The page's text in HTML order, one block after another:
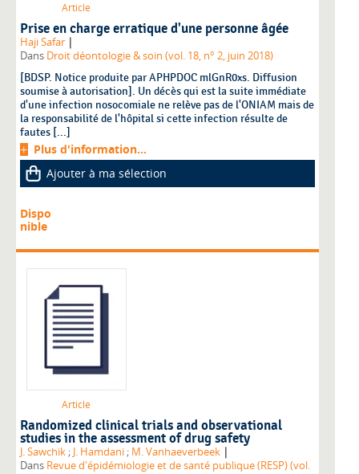
Article
Prise en charge erratique d'une personne âgée
Haji Safar |
Dans Droit déontologie & soin (vol. 18, n° 2, juin 2018)
[BDSP. Notice produite par APHPDOC mlGnR0xs. Diffusion
soumise à autorisation]. Un décès qui est la suite immédiate
d'une infection nosocomiale ne relève pas de l'ONIAM mais de
la responsabilité de l'hôpital si cette infection résulte de
fautes [...]
Plus d'information...
Ajouter à ma sélection
Dispo
nible
Article
Randomized clinical trials and observational
studies in the assessment of drug safety
J. Sawchik;J. Hamdani; M. Vanhaeverbeek |
Dans Revue d'épidémiologie et de santé publique (RESP) (vol.